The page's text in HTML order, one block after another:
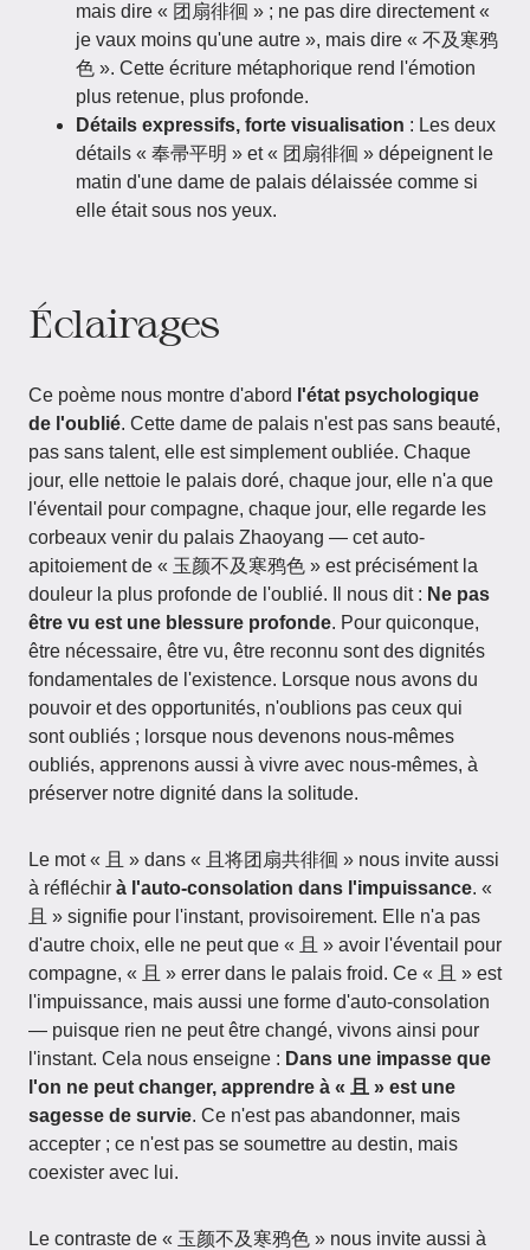
mais dire « 团扇徘徊 » ; ne pas dire directement «
je vaux moins qu'une autre », mais dire « 不及寒鸦
色 ». Cette écriture métaphorique rend l'émotion
plus retenue, plus profonde.
Détails expressifs, forte visualisation : Les deux
détails « 奉帚平明 » et « 团扇徘徊 » dépeignent le
matin d'une dame de palais délaissée comme si
elle était sous nos yeux.
Éclairages
Ce poème nous montre d'abord l'état psychologique
de l'oublié. Cette dame de palais n'est pas sans beauté,
pas sans talent, elle est simplement oubliée. Chaque
jour, elle nettoie le palais doré, chaque jour, elle n'a que
l'éventail pour compagne, chaque jour, elle regarde les
corbeaux venir du palais Zhaoyang — cet auto-
apitoiement de « 玉颜不及寒鸦色 » est précisément la
douleur la plus profonde de l'oublié. Il nous dit : Ne pas
être vu est une blessure profonde. Pour quiconque,
être nécessaire, être vu, être reconnu sont des dignités
fondamentales de l'existence. Lorsque nous avons du
pouvoir et des opportunités, n'oublions pas ceux qui
sont oubliés ; lorsque nous devenons nous-mêmes
oubliés, apprenons aussi à vivre avec nous-mêmes, à
préserver notre dignité dans la solitude.
Le mot « 且 » dans « 且将团扇共徘徊 » nous invite aussi
à réfléchir à l'auto-consolation dans l'impuissance. «
且 » signifie pour l'instant, provisoirement. Elle n'a pas
d'autre choix, elle ne peut que « 且 » avoir l'éventail pour
compagne, « 且 » errer dans le palais froid. Ce « 且 » est
l'impuissance, mais aussi une forme d'auto-consolation
— puisque rien ne peut être changé, vivons ainsi pour
l'instant. Cela nous enseigne : Dans une impasse que
l'on ne peut changer, apprendre à « 且 » est une
sagesse de survie. Ce n'est pas abandonner, mais
accepter ; ce n'est pas se soumettre au destin, mais
coexister avec lui.
Le contraste de « 玉颜不及寒鸦色 » nous invite aussi à